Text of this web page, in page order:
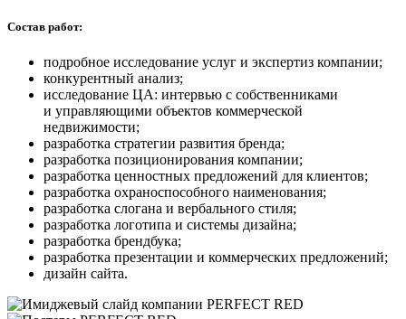
Состав работ:
подробное исследование услуг и экспертиз компании;
конкурентный анализ;
исследование ЦА: интервью с собственниками
и управляющими объектов коммерческой
недвижимости;
разработка стратегии развития бренда;
разработка позиционирования компании;
разработка ценностных предложений для клиентов;
разработка охраноспособного наименования;
разработка слогана и вербального стиля;
разработка логотипа и системы дизайна;
разработка брендбука;
разработка презентации и коммерческих предложений;
дизайн сайта.